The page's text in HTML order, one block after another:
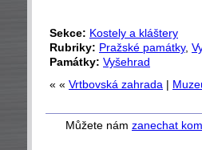
Sekce: Kostely a kláštery
Rubriky: Pražské památky,
Památky: Vyšehrad
« « Vrtbovská zahrada |
Můžete nám zanechat